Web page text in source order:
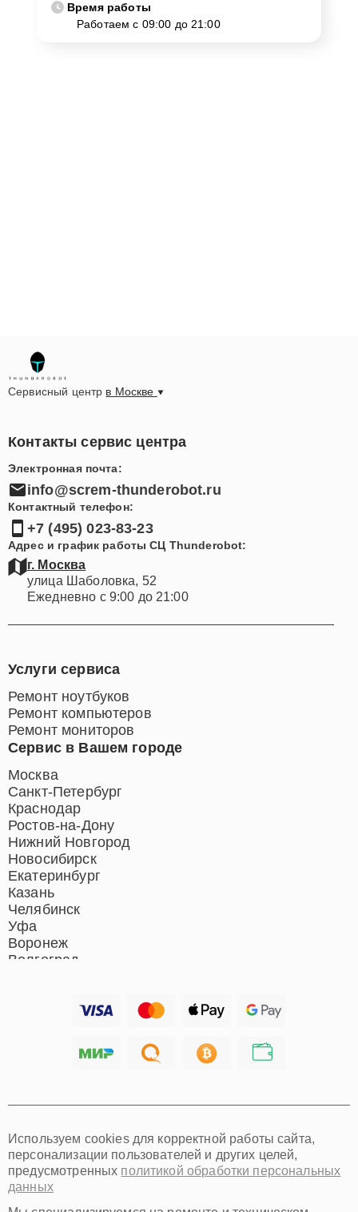
Время работы
Работаем с 09:00 до 21:00
Сервисный центр в Москве
Контакты сервис центра
Электронная почта:
info@screm-thunderobot.ru
Контактный телефон:
+7 (495) 023-83-23
Адрес и график работы СЦ Thunderobot:
г. Москва
улица Шаболовка, 52
Ежедневно с 9:00 до 21:00
Сервис в Вашем городе
Москва
Санкт-Петербург
Краснодар
Ростов-на-Дону
Нижний Новгород
Новосибирск
Екатеринбург
Казань
Челябинск
Уфа
Воронеж
Волгоград
Хабаровск
Омск
Красноярск
Пермь
Ульяновск
Услуги сервиса
Ремонт ноутбуков
Ремонт компьютеров
Ремонт мониторов
Используем cookies для корректной работы сайта,
персонализации пользователей и других целей,
предусмотренных политикой обработки персональных
данных